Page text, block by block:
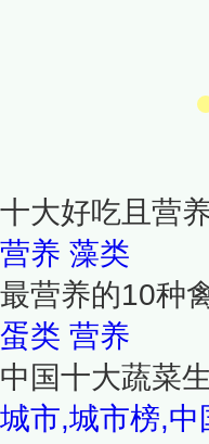
十大好吃且营
营养 藻类
最营养的10种
蛋类 营养
中国十大蔬菜
城市,城市榜,中